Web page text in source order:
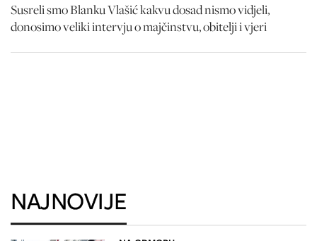
Susreli smo Blanku Vlašić kakvu dosad nismo vidjeli,
donosimo veliki intervju o majčinstvu, obitelji i vjeri
NAJNOVIJE